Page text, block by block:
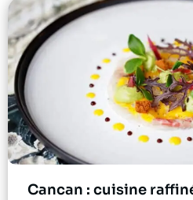
Cancan : cuisine